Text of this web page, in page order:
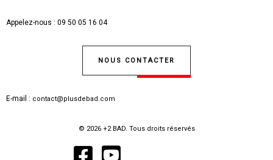
Appelez-nous : 09 50 05 16 04
NOUS CONTACTER
E-mail : contact@plusdebad.com
© 2026 +2 BAD. Tous droits réservés